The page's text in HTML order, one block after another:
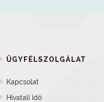
ÜGYFÉLSZOLGÁLAT
Kapcsolat
Hivatali idő